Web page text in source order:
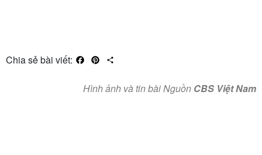
Chia sẻ bài viết: FacebookPinterest
Hình ảnh và tin bài Nguồn CBS Việt Nam